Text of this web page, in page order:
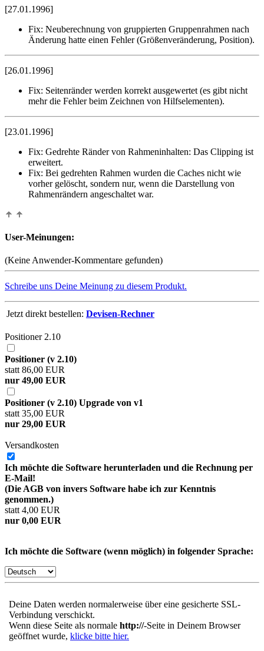
[27.01.1996]
Fix: Neuberechnung von gruppierten Gruppenrahmen nach
Änderung hatte einen Fehler (Größenveränderung, Position).
[26.01.1996]
Fix: Seitenränder werden korrekt ausgewertet (es gibt nicht
mehr die Fehler beim Zeichnen von Hilfselementen).
[23.01.1996]
Fix: Gedrehte Ränder von Rahmeninhalten: Das Clipping ist
erweitert.
Fix: Bei gedrehten Rahmen wurden die Caches nicht wie
vorher gelöscht, sondern nur, wenn die Darstellung von
Rahmenrändern angeschaltet war.
User-Meinungen:
(Keine Anwender-Kommentare gefunden)
Schreibe uns Deine Meinung zu diesem Produkt.
Jetzt direkt bestellen: Devisen-Rechner
Positioner 2.10
Positioner (v 2.10)
statt 86,00 EUR
nur 49,00 EUR
Positioner (v 2.10) Upgrade von v1
statt 35,00 EUR
nur 29,00 EUR
Versandkosten
Ich möchte die Software herunterladen und die Rechnung per
E-Mail!
(Die AGB von invers Software habe ich zur Kenntnis
genommen.)
statt 4,00 EUR
nur 0,00 EUR
Ich möchte die Software (wenn möglich) in folgender Sprache:
Deine Daten werden normalerweise über eine gesicherte SSL-
Verbindung verschickt.
Wenn diese Seite als normale http://-Seite in Deinem Browser
geöffnet wurde, klicke bitte hier.